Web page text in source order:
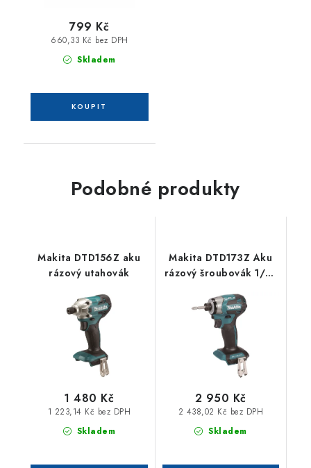
Skladem
660,33 Kč bez DPH
799 Kč
Podobné produkty
Makita DTD156Z aku
rázový utahovák
Skladem
1 223,14 Kč bez DPH
1 480 Kč
Makita DTD173Z Aku
rázový šroubovák 1/4"
Z
Skladem
2 438,02 Kč bez DPH
2 950 Kč